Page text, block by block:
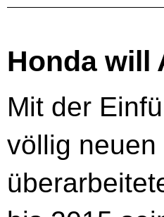
Honda will
Mit der
völlig